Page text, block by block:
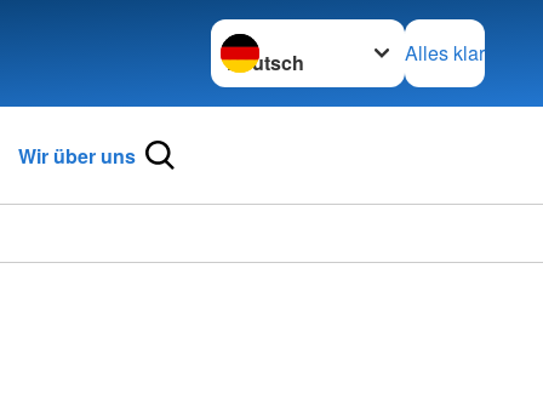
Sprache wechseln zu
Alles klar
Wir über uns